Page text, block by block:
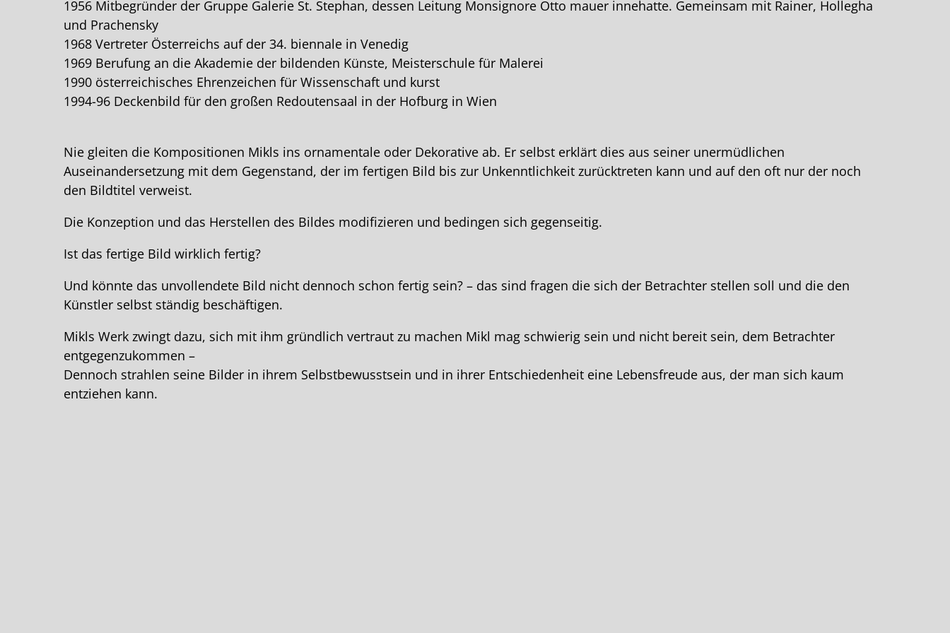
1956 Mitbegründer der Gruppe Galerie St. Stephan, dessen Leitung Monsignore Otto mauer innehatte. Gemeinsam mit Rainer, Hollegha
und Prachensky
1968 Vertreter Österreichs auf der 34. biennale in Venedig
1969 Berufung an die Akademie der bildenden Künste, Meisterschule für Malerei
1990 österreichisches Ehrenzeichen für Wissenschaft und kurst
1994-96 Deckenbild für den großen Redoutensaal in der Hofburg in Wien
Nie gleiten die Kompositionen Mikls ins ornamentale oder Dekorative ab. Er selbst erklärt dies aus seiner unermüdlichen
Auseinandersetzung mit dem Gegenstand, der im fertigen Bild bis zur Unkenntlichkeit zurücktreten kann und auf den oft nur der noch
den Bildtitel verweist.
Die Konzeption und das Herstellen des Bildes modifizieren und bedingen sich gegenseitig.
Ist das fertige Bild wirklich fertig?
Und könnte das unvollendete Bild nicht dennoch schon fertig sein? – das sind fragen die sich der Betrachter stellen soll und die den
Künstler selbst ständig beschäftigen.
Mikls Werk zwingt dazu, sich mit ihm gründlich vertraut zu machen Mikl mag schwierig sein und nicht bereit sein, dem Betrachter
entgegenzukommen –
Dennoch strahlen seine Bilder in ihrem Selbstbewusstsein und in ihrer Entschiedenheit eine Lebensfreude aus, der man sich kaum
entziehen kann.